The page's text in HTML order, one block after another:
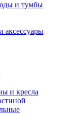
и тумбы
аксессуары
и кресла